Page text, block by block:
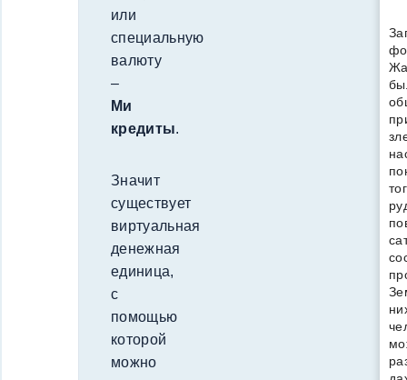
или
специальную
валюту
–
Ми
кредиты.
Значит
существует
виртуальная
денежная
единица,
с
помощью
которой
можно